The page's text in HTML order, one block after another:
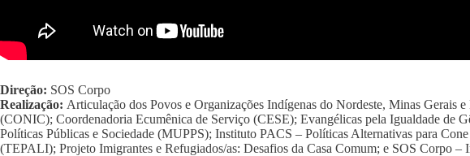
Direção: SOS Corpo
Realização: Articulação dos Povos e Organizações Indígenas do Nordeste, Minas
(CONIC); Coordenadoria Ecumênica de Serviço (CESE); Evangélicas pela Igualdade de
Políticas Públicas e Sociedade (MUPPS); Instituto PACS – Políticas Alternativas para
(TEPALI); Projeto Imigrantes e Refugiados/as: Desafios da Casa Comum; e SOS Corpo –